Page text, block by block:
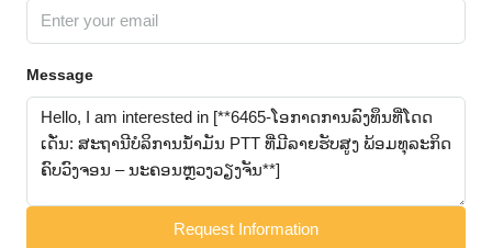
Message
Request Information